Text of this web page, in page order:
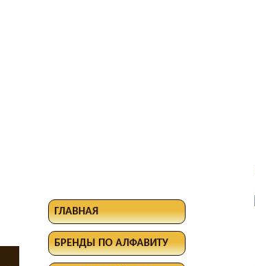
ГЛАВНАЯ
БРЕНДЫ ПО АЛФАВИТУ